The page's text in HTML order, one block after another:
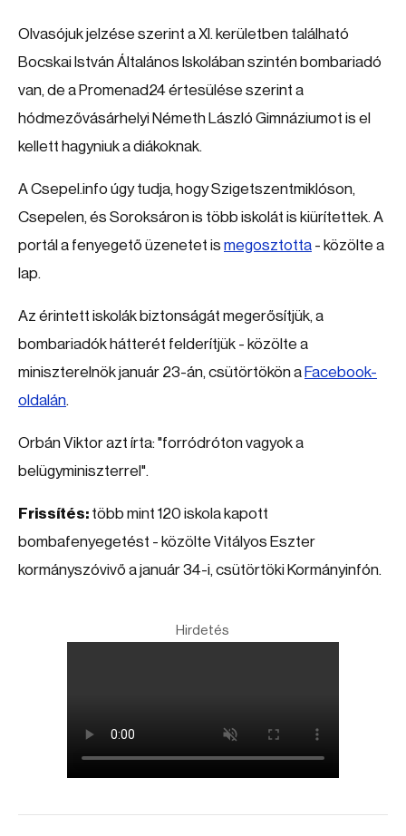
Olvasójuk jelzése szerint a XI. kerületben található
Bocskai István Általános Iskolában szintén bombariadó
van, de a Promenad24 értesülése szerint a
hódmezővásárhelyi Németh László Gimnáziumot is el
kellett hagyniuk a diákoknak.
A Csepel.info úgy tudja, hogy Szigetszentmiklóson,
Csepelen, és Soroksáron is több iskolát is kiürítettek. A
portál a fenyegető üzenetet is megosztotta - közölte a
lap.
Az érintett iskolák biztonságát megerősítjük, a
bombariadók hátterét felderítjük - közölte a
miniszterelnök január 23-án, csütörtökön a Facebook-
oldalán.
Orbán Viktor azt írta: "forródróton vagyok a
belügyminiszterrel".
Frissítés: több mint 120 iskola kapott
bombafenyegetést - közölte Vitályos Eszter
kormányszóvivő a január 34-i, csütörtöki Kormányinfón.
Hirdetés